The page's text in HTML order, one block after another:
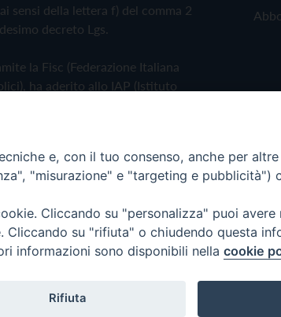
sensi della lettera f) del comma 2
decreto Lgs.
la Fisc (Federazione Italiana
ha aderito allo IAP (Istituto
Cookie Policye, con il tuo consenso, anche per
"misurazione" e "targeting e pubblicità")
Cliccando su "personalizza" puoi
su "rifiuta" o chiudendo questa
informazioni sono disponibili nella cookie
Rifiuta